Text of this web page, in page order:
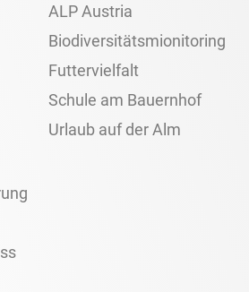
ALP Austria
Biodiversitätsmionitoring
Futtervielfalt
Schule am Bauernhof
Urlaub auf der Alm